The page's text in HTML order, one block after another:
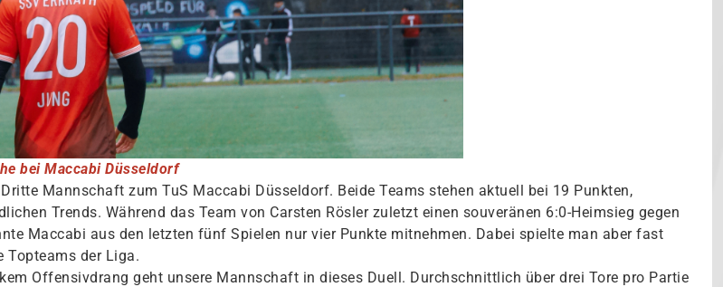
bei Maccabi Düsseldorf
Mannschaft zum TuS Maccabi Düsseldorf. Beide Teams stehen aktuell bei 19 Punkten,
Trends. Während das Team von Carsten Rösler zuletzt einen souveränen 6:0-Heimsieg gegen
Maccabi aus den letzten fünf Spielen nur vier Punkte mitnehmen. Dabei spielte man aber fast
Topteams der Liga.
Offensivdrang geht unsere Mannschaft in dieses Duell. Durchschnittlich über drei Tore pro Partie